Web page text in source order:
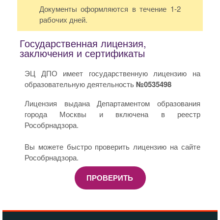
Документы оформляются в течение 1-2
рабочих дней.
Государственная лицензия,
заключения и сертификаты
ЭЦ ДПО имеет государственную лицензию на
образовательную деятельность№0535498
Лицензия выдана Департаментом образования
города Москвы и включена в реестр
Рособрнадзора.
Вы можете быстро проверить лицензию на сайте
Рособрнадзора.
ПРОВЕРИТЬ